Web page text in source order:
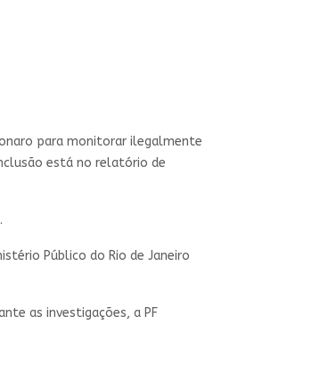
para monitorar ilegalmente
está no relatório de
Público do Rio de Janeiro
as investigações, a PF